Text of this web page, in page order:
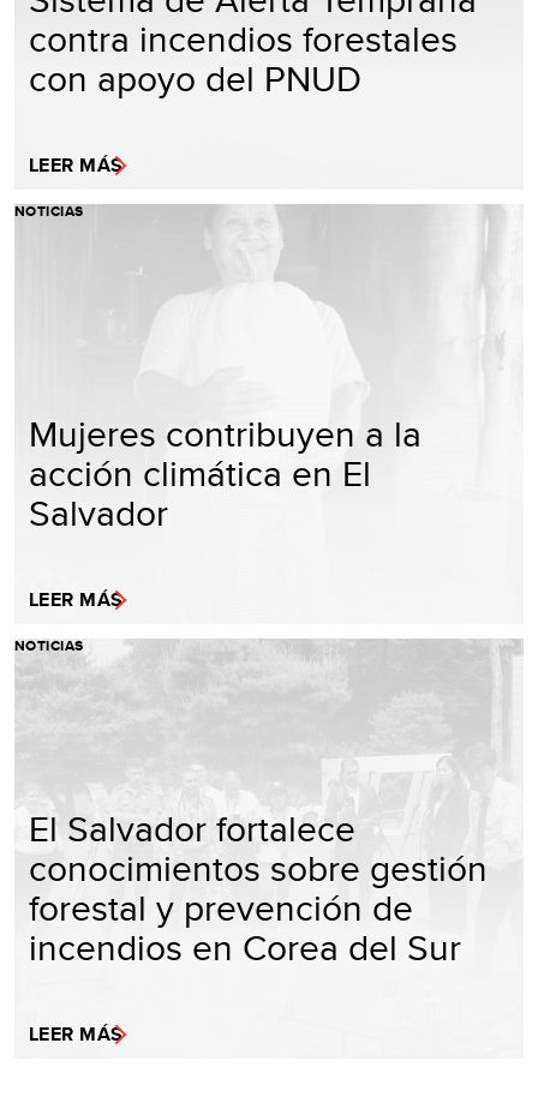
contra incendios forestales
con apoyo del PNUD
LEER MÁS
NOTICIAS
Mujeres contribuyen a la
acción climática en El
Salvador
LEER MÁS
NOTICIAS
El Salvador fortalece
conocimientos sobre gestión
forestal y prevención de
incendios en Corea del Sur
LEER MÁS